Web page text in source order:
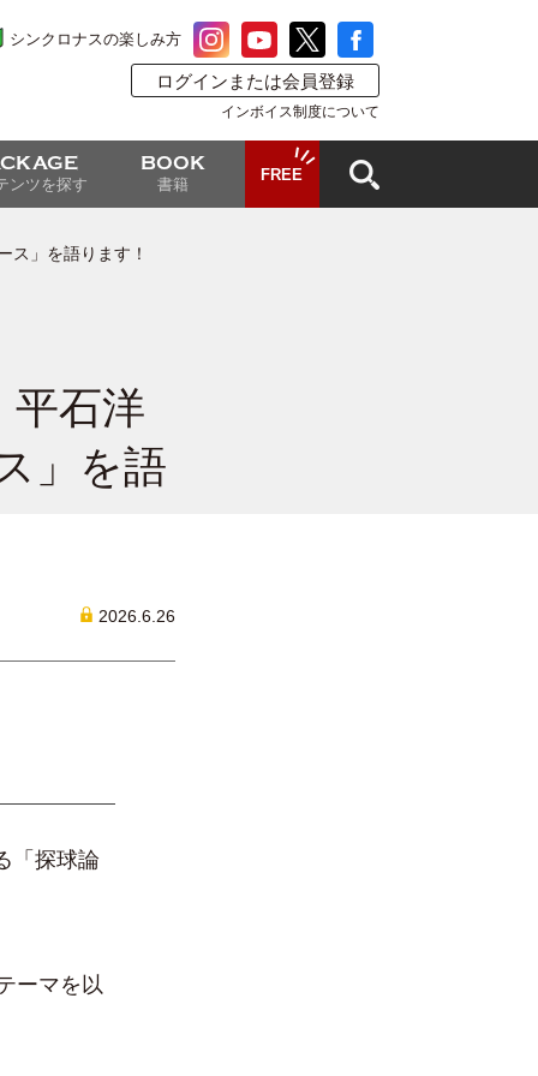
シンクロナスの楽しみ方
ログインまたは会員登録
インボイス制度について
ンツを探す
BOOK
書籍
FREE
ス」を語ります！
平石洋
」を語
2026.6.26
「探球論
ーマを以